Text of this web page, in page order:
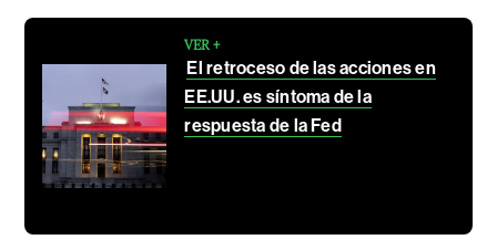
VER +
El retroceso de las acciones en
EE.UU. es síntoma de la
respuesta de la Fed